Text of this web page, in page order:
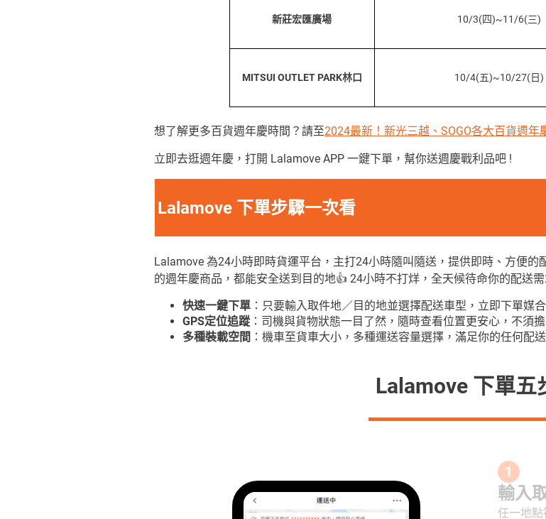
新莊宏匯廣場 10/3(四)~11/6(三)
MITSUI OUTLET PARK林口 10/4(五)~10/27(日)
想了解更多百貨週年慶時間？請至2024最新！新光三越、SOGO各大百貨週年
立即去逛週年慶，打開 Lalamove APP 一鍵下單，幫你送週慶戰利品吧 !
Lalamove 下單步驟一次看
Lalamove 為24小時即時貨運平台，主打24小時隨叫隨送，提供即時、方便
的週年慶商品，都能安全送到目的地👍 24小時不打烊，全天候待命你的配送需
快速一鍵下單 ：只要輸入取件地／目的地並選擇配送車型，立即下單媒
GPS定位追蹤 ：司機與貨物狀態一目了然，隨時查看位置更安心，不須
多種裝載空間 ：機車至貨車大小，多種運送容量選擇，滿足你的任何配送
Lalamove 下單五
1
輸入
任一地